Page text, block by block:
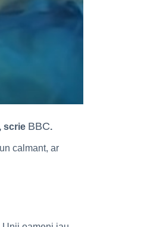
scrie BBC.
calmant, ar